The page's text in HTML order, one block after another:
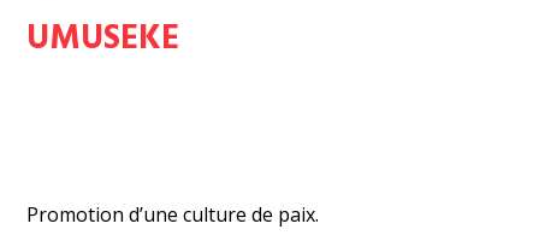
QUI SOMMES-NOUS ?
ACTUALITÉS
UMUSEKE
Promotion d’une culture de paix.